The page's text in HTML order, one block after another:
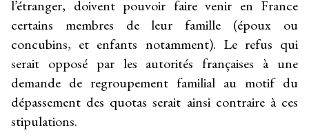
l’étranger, doivent pouvoir faire venir en France
certains membres de leur famille (époux ou
concubins, et enfants notamment). Le refus qui
serait opposé par les autorités françaises à une
demande de regroupement familial au motif du
dépassement des quotas serait ainsi contraire à ces
stipulations.